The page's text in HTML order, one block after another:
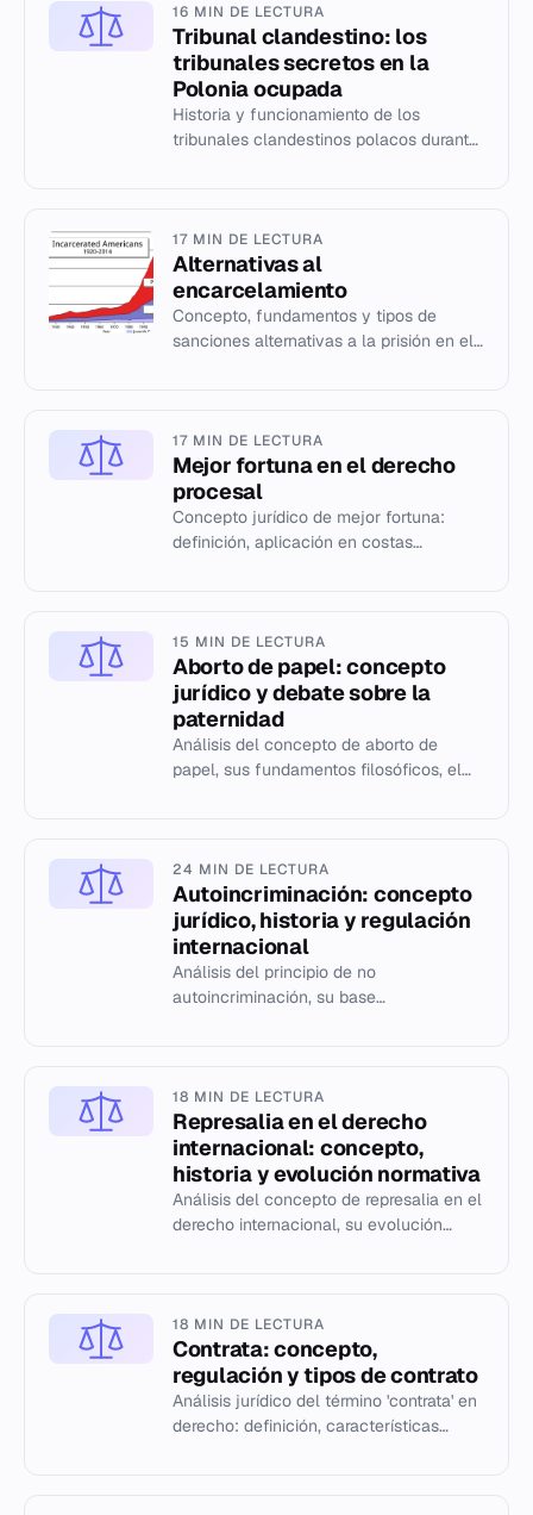
16 MIN DE LECTURA
Tribunal clandestino: los
tribunales secretos en la
Polonia ocupada
Historia y funcionamiento de los
tribunales clandestinos polacos durante
17 MIN DE LECTURA
Alternativas al
encarcelamiento
Concepto, fundamentos y tipos de
sanciones alternativas a la prisión en el
17 MIN DE LECTURA
Mejor fortuna en el derecho
procesal
Concepto jurídico de mejor fortuna:
definición, aplicación en costas
15 MIN DE LECTURA
Aborto de papel: concepto
jurídico y debate sobre la
paternidad
Análisis del concepto de aborto de
papel, sus fundamentos filosóficos, el
24 MIN DE LECTURA
Autoincriminación: concepto
jurídico, historia y regulación
internacional
Análisis del principio de no
autoincriminación, su base
18 MIN DE LECTURA
Represalia en el derecho
internacional: concepto,
historia y evolución normativa
Análisis del concepto de represalia en el
derecho internacional, su evolución
18 MIN DE LECTURA
Contrata: concepto,
regulación y tipos de contrato
Análisis jurídico del término 'contrata' en
derecho: definición, características